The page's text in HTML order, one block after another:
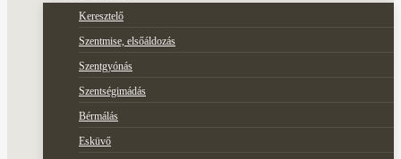
Keresztelő
Szentmise, elsőáldozás
Szentgyónás
Szentségimádás
Bérmálás
Esküvő